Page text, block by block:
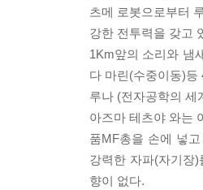
츠메 로봇으로부터
강한 전투력을 갖고
1Km앞의 소리와 냄
다 마린(수중이동)등
루나 (전자공학의 세
아즈마 테츠야 와는
품MF총을 손에 넣
강력한 자파(자기장
향이 없다.